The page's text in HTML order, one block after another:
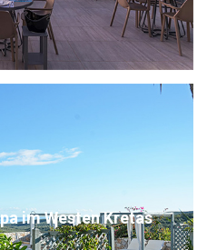
im Westen Kretas